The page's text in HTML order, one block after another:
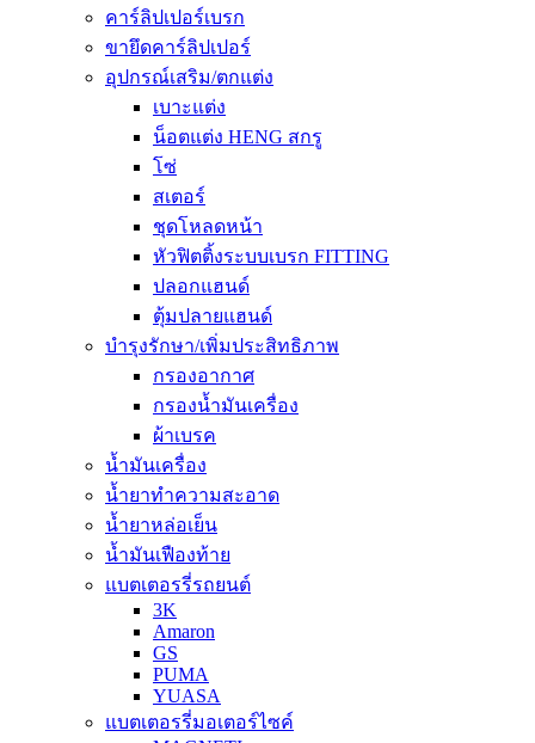
คาร์ลิปเปอร์เบรก
ขายึดคาร์ลิปเปอร์
อุปกรณ์เสริม/ตกแต่ง
เบาะแต่ง
น็อตแต่ง HENG สกรู
โซ่
สเตอร์
ชุดโหลดหน้า
หัวฟิตติ้งระบบเบรก FITTING
ปลอกแฮนด์
ตุ้มปลายแฮนด์
บำรุงรักษา/เพิ่มประสิทธิภาพ
กรองอากาศ
กรองน้ำมันเครื่อง
ผ้าเบรค
น้ำมันเครื่อง
น้ำยาทำความสะอาด
น้ำยาหล่อเย็น
น้ำมันเฟืองท้าย
แบตเตอรรี่รถยนต์
3K
Amaron
GS
PUMA
YUASA
แบตเตอรรี่มอเตอร์ไซค์